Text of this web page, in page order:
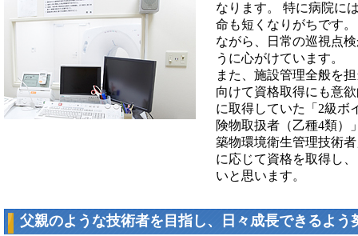
なります。 特に病院に
命も短くなりがちです
ながら、日常の巡視点
うに心がけています。
また、施設管理全般を
向けて資格取得にも意
に取得していた「2級ボ
険物取扱者（乙種4類）
築物環境衛生管理技術
に応じて資格を取得し
いと思います。
父親のような技術者を目指し、日々成長できるよう